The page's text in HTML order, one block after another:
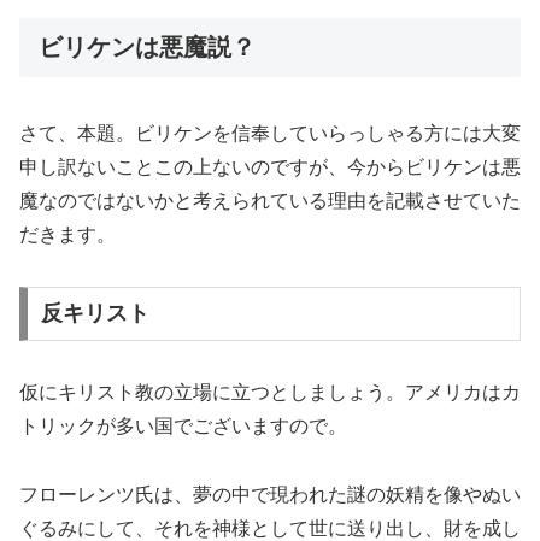
ビリケンは悪魔説？
さて、本題。ビリケンを信奉していらっしゃる方には大変
申し訳ないことこの上ないのですが、今からビリケンは悪
魔なのではないかと考えられている理由を記載させていた
だきます。
反キリスト
仮にキリスト教の立場に立つとしましょう。アメリカはカ
トリックが多い国でございますので。
フローレンツ氏は、夢の中で現われた謎の妖精を像やぬい
ぐるみにして、それを神様として世に送り出し、財を成し